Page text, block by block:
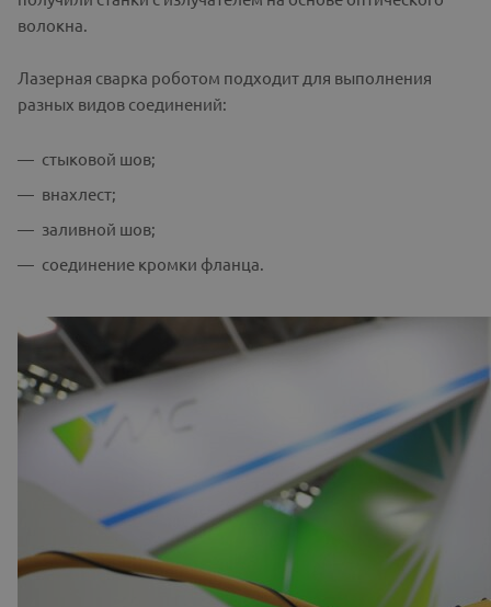
волокна.
Лазерная сварка роботом подходит для выполнения
разных видов соединений:
стыковой шов;
внахлест;
заливной шов;
соединение кромки фланца.